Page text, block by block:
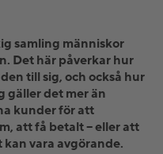
samling människor
Det här påverkar hur
till sig, och också hur
gäller det mer än
kunder för att
att få betalt – eller att
vara avgörande.